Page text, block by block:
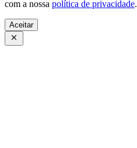
com a nossa política de privacidade.
Aceitar